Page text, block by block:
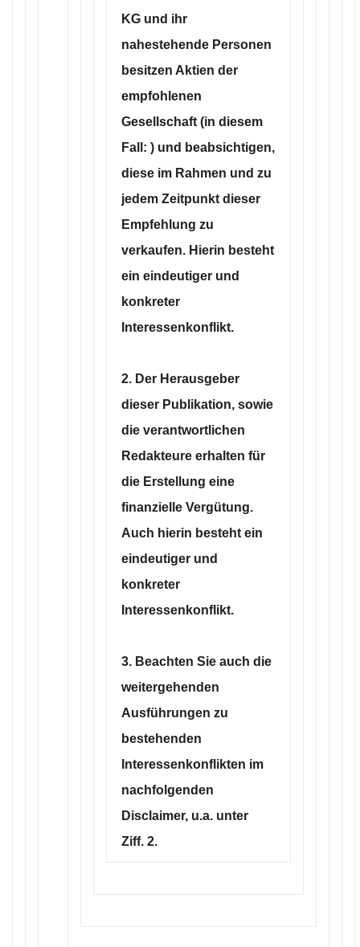
KG und ihr
nahestehende Personen
besitzen Aktien der
empfohlenen
Gesellschaft (in diesem
Fall: ) und beabsichtigen,
diese im Rahmen und zu
jedem Zeitpunkt dieser
Empfehlung zu
verkaufen. Hierin besteht
ein eindeutiger und
konkreter
Interessenkonflikt.
2. Der Herausgeber
dieser Publikation, sowie
die verantwortlichen
Redakteure erhalten für
die Erstellung eine
finanzielle Vergütung.
Auch hierin besteht ein
eindeutiger und
konkreter
Interessenkonflikt.
3. Beachten Sie auch die
weitergehenden
Ausführungen zu
bestehenden
Interessenkonflikten im
nachfolgenden
Disclaimer, u.a. unter
Ziff. 2.